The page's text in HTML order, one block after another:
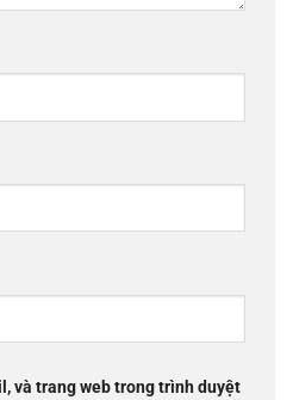
và trang web trong trình duyệt